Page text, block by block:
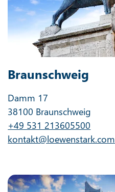
Braunschweig
Damm 17
38100 Braunschweig
+49 531 213605500
kontakt@loewenstark.com